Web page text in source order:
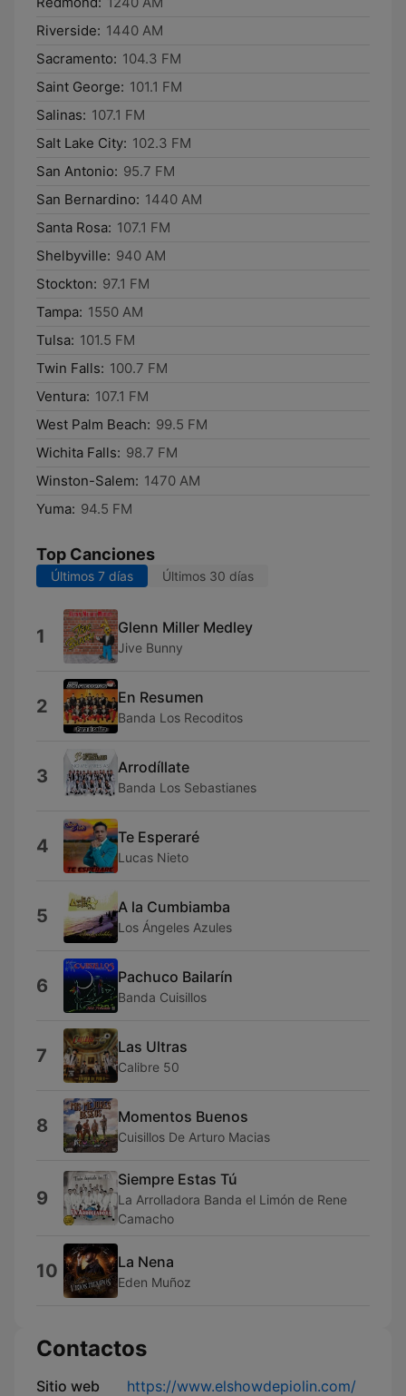
Riverside: 1440 AM
Sacramento: 104.3 FM
Saint George: 101.1 FM
Salinas: 107.1 FM
Salt Lake City: 102.3 FM
San Antonio: 95.7 FM
San Bernardino: 1440 AM
Santa Rosa: 107.1 FM
Shelbyville: 940 AM
Stockton: 97.1 FM
Tampa: 1550 AM
Tulsa: 101.5 FM
Twin Falls: 100.7 FM
Ventura: 107.1 FM
West Palm Beach: 99.5 FM
Wichita Falls: 98.7 FM
Winston-Salem: 1470 AM
Yuma: 94.5 FM
Top Canciones
Últimos 7 días Últimos 30 días
1 Glenn Miller Medley
Jive Bunny
2 En Resumen
Banda Los Recoditos
3 Arrodíllate
Banda Los Sebastianes
4 Te Esperaré
Lucas Nieto
5 A la Cumbiamba
Los Ángeles Azules
6 Pachuco Bailarín
Banda Cuisillos
7 Las Ultras
Calibre 50
8 Momentos Buenos
Cuisillos De Arturo Macias
9
Siempre Estas Tú
La Arrolladora Banda el Limón de Rene
Camacho
10 La Nena
Eden Muñoz
Contactos
Sitio web
https://www.elshowdepiolin.com/